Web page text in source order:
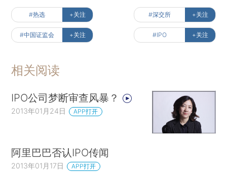
#热选 +关注 #深交所 +关注
#中国证监会 +关注 #IPO +关注
相关阅读
IPO公司梦断审查风暴？
2013年01月24日 APP打开
阿里巴巴否认IPO传闻
2013年01月17日 APP打开